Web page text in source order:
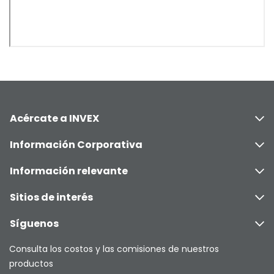
Acércate a INVEX
Información Corporativa
Información relevante
Sitios de interés
Síguenos
Consulta los costos y las comisiones de nuestros
productos